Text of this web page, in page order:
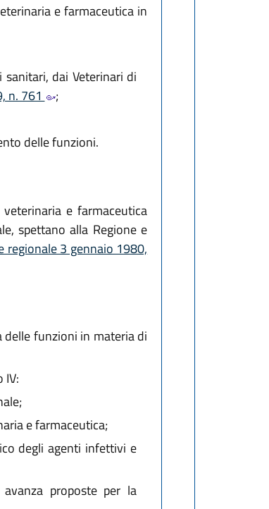
e farmaceutica in
dai Veterinari di
n. 761
;
delle funzioni.
e farmaceutica
spettano alla Regione e
regionale 3 gennaio 1980,
delle funzioni in materia di
IV:
e farmaceutica;
degli agenti infettivi e
proposte per la